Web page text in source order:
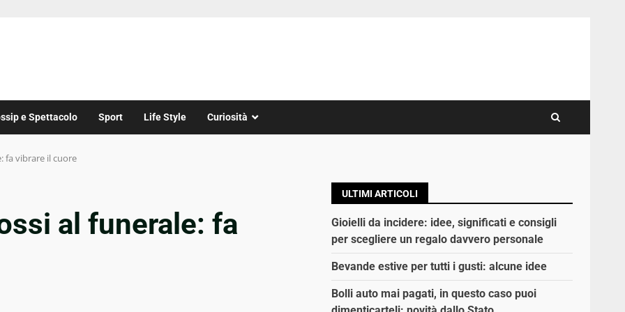
e Spettacolo Sport Life Style Curiosità
fa vibrare il cuore
al funerale: fa
ULTIMI ARTICOLI
Gioielli da incidere: idee, significati e consigli
per scegliere un regalo davvero personale
Bevande estive per tutti i gusti: alcune idee
Bolli auto mai pagati, in questo caso puoi